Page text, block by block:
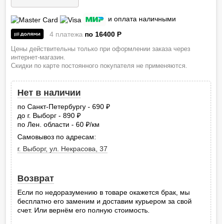
и оплата наличными
4 платежа по 16400 P
Цены действительны только при оформлении заказа через
интернет-магазин.
Скидки по карте постоянного покупателя не применяются.
Нет в наличии
по Санкт-Петербургу - 690
до г. Выборг - 890
по Лен. области - 60
руб.
/км
Самовывоз по адресам:
г. Выборг, ул. Некрасова, 37
Возврат
Если по недоразумению в товаре окажется брак, мы
бесплатно его заменим и доставим курьером за свой
счет. Или вернём его полную стоимость.